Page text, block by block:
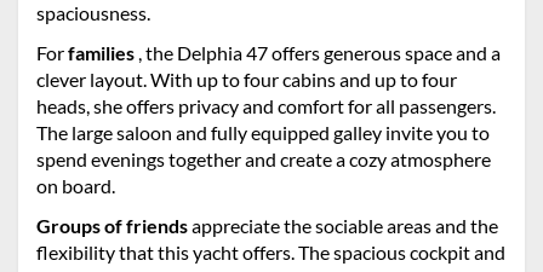
spaciousness.
Forfamilies , the Delphia 47 offers generous space and a
clever layout. With up to four cabins and up to four
heads, she offers privacy and comfort for all passengers.
The large saloon and fully equipped galley invite you to
spend evenings together and create a cozy atmosphere
on board.
Groups of friendsappreciate the sociable areas and the
flexibility that this yacht offers. The spacious cockpit and